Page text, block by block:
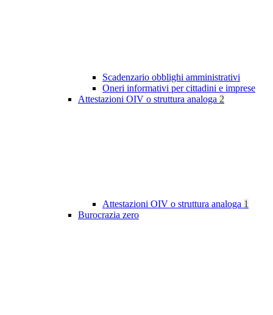
Scadenzario obblighi amministrativi
Oneri informativi per cittadini e imprese
Attestazioni OIV o struttura analoga 2
Attestazioni OIV o struttura analoga 1
Burocrazia zero